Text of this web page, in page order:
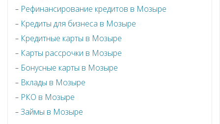
Рефинансирование кредитов в Мозыре
Кредиты для бизнеса в Мозыре
Кредитные карты в Мозыре
Карты рассрочки в Мозыре
Бонусные карты в Мозыре
Вклады в Мозыре
РКО в Мозыре
Займы в Мозыре